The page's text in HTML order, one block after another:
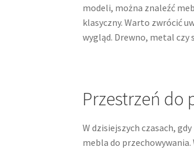
modeli, można znaleźć
klasyczny. Warto zwrócić
wygląd. Drewno, metal czy
Przestrzeń do
W dzisiejszych czasach,
mebla do